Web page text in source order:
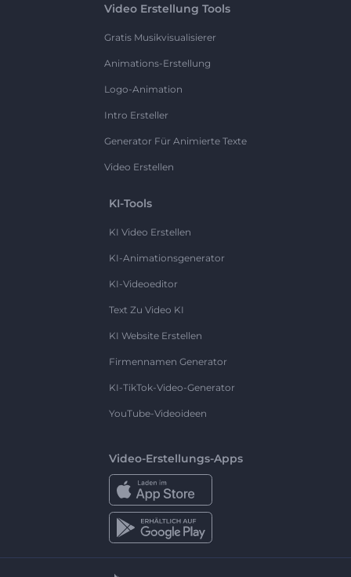
Video Erstellung Tools
Gratis Musikvisualisierer
Animations-Erstellung
Logo-Animation
Intro Ersteller
Generator Für Animierte Texte
Video Erstellen
KI-Tools
KI Video Erstellen
KI-Animationsgenerator
KI-Videoeditor
Text Zu Video KI
KI Website Erstellen
Firmennamen Generator
KI-TikTok-Video-Generator
YouTube-Videoideen
Video-Erstellungs-Apps